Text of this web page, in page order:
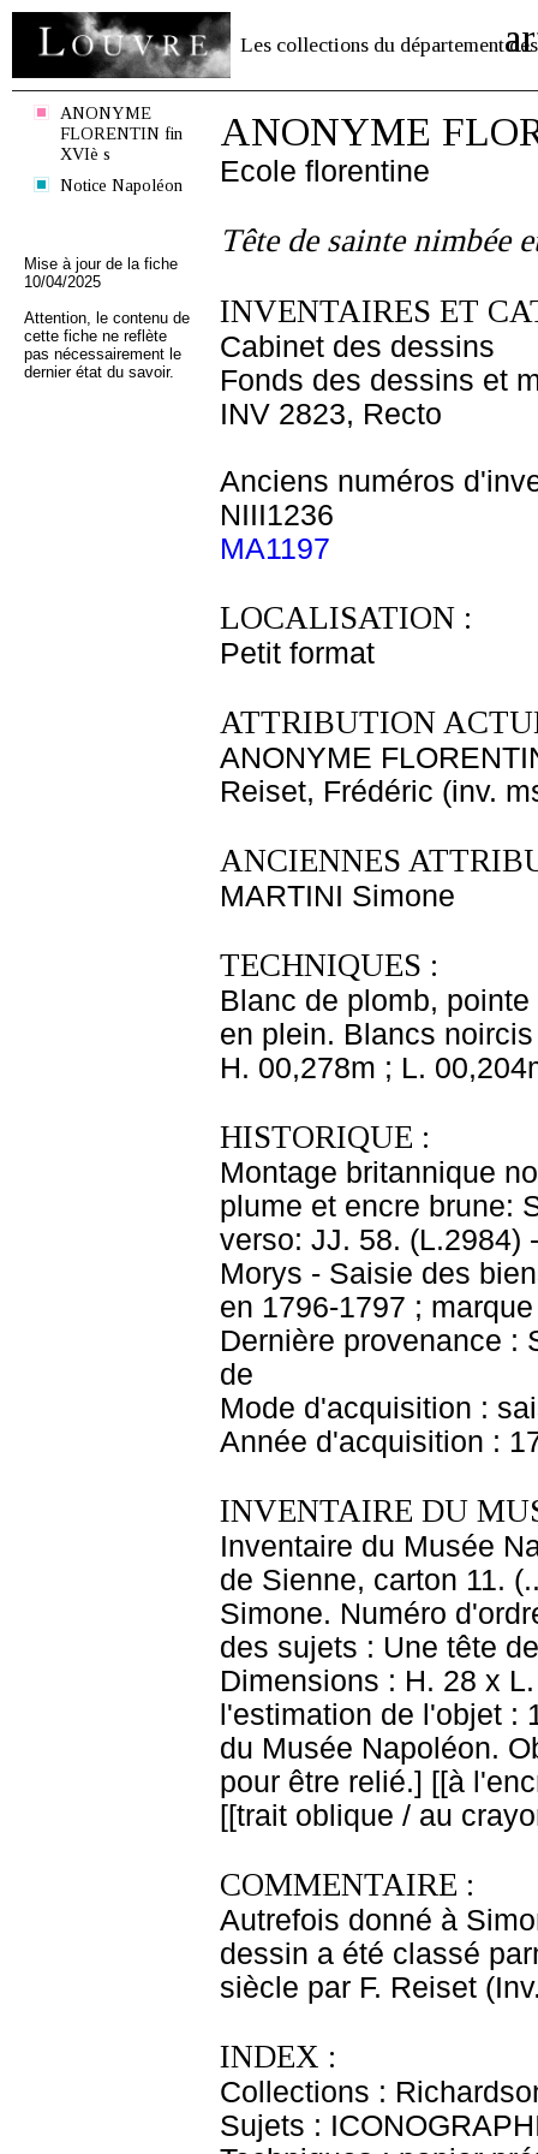
Les collections du département des
ANONYME
FLORENTIN fin
XVIè s
Notice Napoléon
Mise à jour de la fiche
10/04/2025
Attention, le contenu de
cette fiche ne reflète
pas nécessairement le
dernier état du savoir.
ANONYME
Ecole florentine
Tête de sainte nimbée
INVENTAIRES ET
Cabinet des dessins
Fonds des dessins et
INV 2823, Recto
Anciens numéros
NIII1236
MA1197
LOCALISATION :
Petit format
ATTRIBUTION
ANONYME
Reiset, Frédéric (inv.
ANCIENNES
MARTINI Simone
TECHNIQUES :
Blanc de plomb,
en plein. Blancs noircis
H. 00,278m ; L.
HISTORIQUE :
Montage britannique
plume et encre brune:
verso: JJ. 58. (L.2984)
Morys - Saisie des
en 1796-1797 ;
Dernière provenance :
de
Mode d'acquisition :
Année d'acquisition :
INVENTAIRE DU
Inventaire du Musée
de Sienne, carton 11.
Simone. Numéro
des sujets : Une tête
Dimensions : H. 28 x
l'estimation de l'objet :
du Musée Napoléon.
pour être relié.] [[à
[[trait oblique / au
COMMENTAIRE :
Autrefois donné à
dessin a été classé
siècle par F. Reiset
INDEX :
Collections :
Sujets :